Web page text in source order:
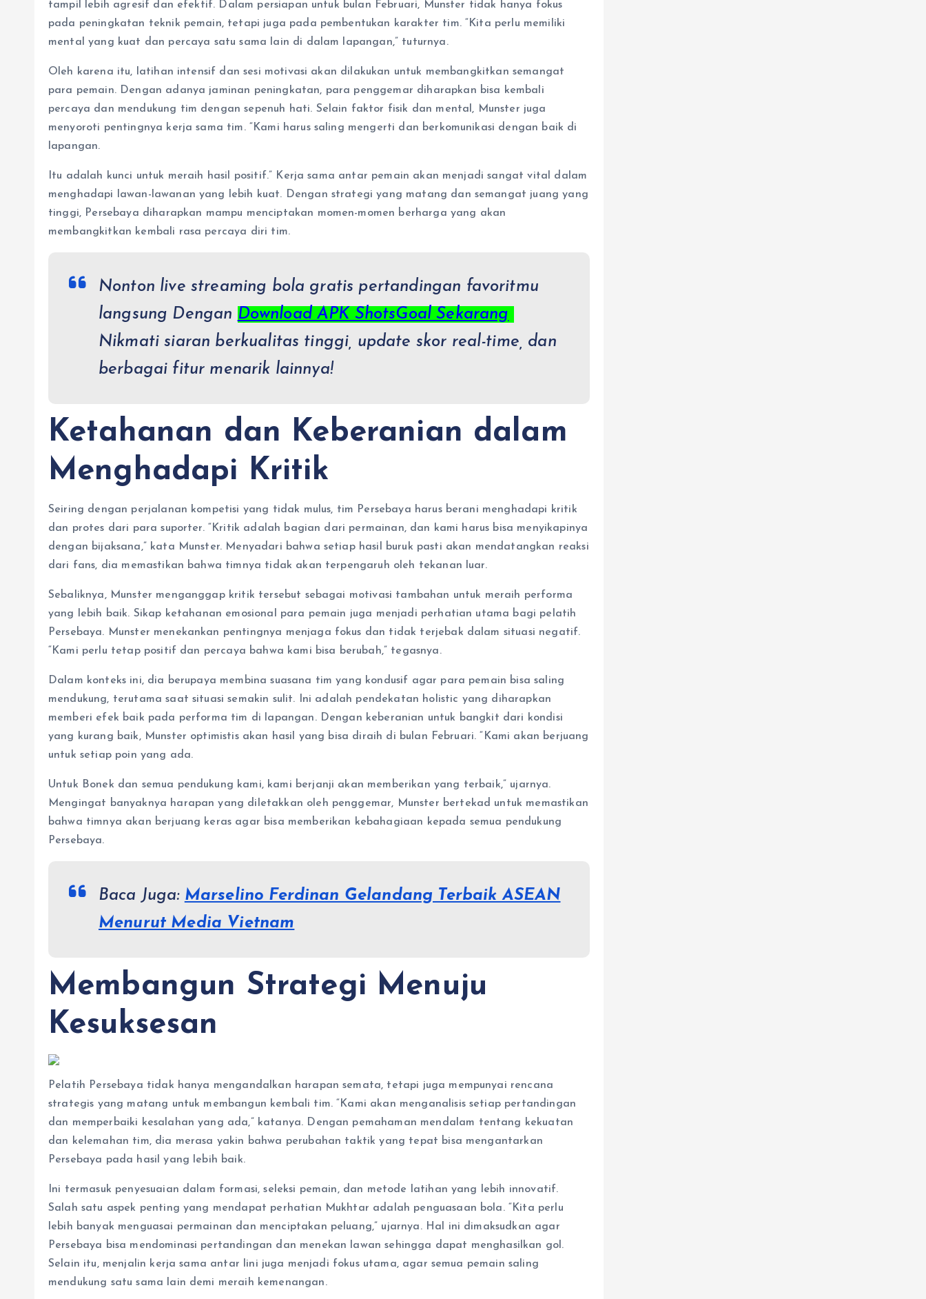
tampil lebih agresif dan efektif. Dalam persiapan untuk bulan Februari, Munster tidak hanya fokus
pada peningkatan teknik pemain, tetapi juga pada pembentukan karakter tim. “Kita perlu memiliki
mental yang kuat dan percaya satu sama lain di dalam lapangan,” tuturnya.
Oleh karena itu, latihan intensif dan sesi motivasi akan dilakukan untuk membangkitkan semangat
para pemain. Dengan adanya jaminan peningkatan, para penggemar diharapkan bisa kembali
percaya dan mendukung tim dengan sepenuh hati. Selain faktor fisik dan mental, Munster juga
menyoroti pentingnya kerja sama tim. “Kami harus saling mengerti dan berkomunikasi dengan baik di
lapangan.
Itu adalah kunci untuk meraih hasil positif.” Kerja sama antar pemain akan menjadi sangat vital dalam
menghadapi lawan-lawanan yang lebih kuat. Dengan strategi yang matang dan semangat juang yang
tinggi, Persebaya diharapkan mampu menciptakan momen-momen berharga yang akan
membangkitkan kembali rasa percaya diri tim.
Nonton live streaming bola gratis pertandingan favoritmu
langsung Dengan Download APK ShotsGoal Sekarang
Nikmati siaran berkualitas tinggi, update skor real-time, dan
berbagai fitur menarik lainnya!
Ketahanan dan Keberanian dalam
Menghadapi Kritik
Seiring dengan perjalanan kompetisi yang tidak mulus, tim Persebaya harus berani menghadapi kritik
dan protes dari para suporter. “Kritik adalah bagian dari permainan, dan kami harus bisa menyikapinya
dengan bijaksana,” kata Munster. Menyadari bahwa setiap hasil buruk pasti akan mendatangkan reaksi
dari fans, dia memastikan bahwa timnya tidak akan terpengaruh oleh tekanan luar.
Sebaliknya, Munster menganggap kritik tersebut sebagai motivasi tambahan untuk meraih performa
yang lebih baik. Sikap ketahanan emosional para pemain juga menjadi perhatian utama bagi pelatih
Persebaya. Munster menekankan pentingnya menjaga fokus dan tidak terjebak dalam situasi negatif.
“Kami perlu tetap positif dan percaya bahwa kami bisa berubah,” tegasnya.
Dalam konteks ini, dia berupaya membina suasana tim yang kondusif agar para pemain bisa saling
mendukung, terutama saat situasi semakin sulit. Ini adalah pendekatan holistic yang diharapkan
memberi efek baik pada performa tim di lapangan. Dengan keberanian untuk bangkit dari kondisi
yang kurang baik, Munster optimistis akan hasil yang bisa diraih di bulan Februari. “Kami akan berjuang
untuk setiap poin yang ada.
Untuk Bonek dan semua pendukung kami, kami berjanji akan memberikan yang terbaik,” ujarnya.
Mengingat banyaknya harapan yang diletakkan oleh penggemar, Munster bertekad untuk memastikan
bahwa timnya akan berjuang keras agar bisa memberikan kebahagiaan kepada semua pendukung
Persebaya.
Baca Juga: Marselino Ferdinan Gelandang Terbaik ASEAN
Menurut Media Vietnam
Membangun Strategi Menuju
Kesuksesan
Pelatih Persebaya tidak hanya mengandalkan harapan semata, tetapi juga mempunyai rencana
strategis yang matang untuk membangun kembali tim. “Kami akan menganalisis setiap pertandingan
dan memperbaiki kesalahan yang ada,” katanya. Dengan pemahaman mendalam tentang kekuatan
dan kelemahan tim, dia merasa yakin bahwa perubahan taktik yang tepat bisa mengantarkan
Persebaya pada hasil yang lebih baik.
Ini termasuk penyesuaian dalam formasi, seleksi pemain, dan metode latihan yang lebih innovatif.
Salah satu aspek penting yang mendapat perhatian Mukhtar adalah penguasaan bola. “Kita perlu
lebih banyak menguasai permainan dan menciptakan peluang,” ujarnya. Hal ini dimaksudkan agar
Persebaya bisa mendominasi pertandingan dan menekan lawan sehingga dapat menghasilkan gol.
Selain itu, menjalin kerja sama antar lini juga menjadi fokus utama, agar semua pemain saling
mendukung satu sama lain demi meraih kemenangan.